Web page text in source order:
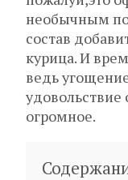
необычным
состав
курица. И
ведь
огромное.